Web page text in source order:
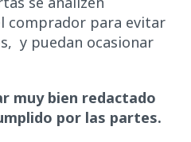
comprador para evitar
y puedan ocasionar
muy bien redactado
por las partes.